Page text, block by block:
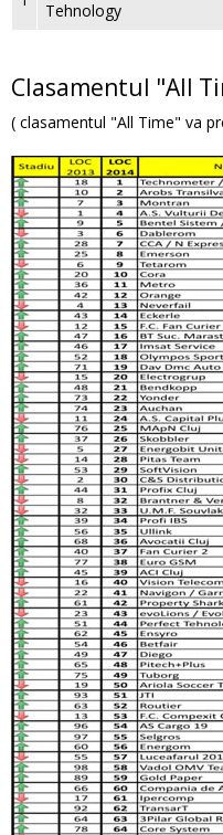
Tehnology
Clasamentul "All
( clasamentul "All Time" va